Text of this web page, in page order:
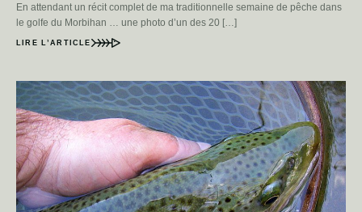
En attendant un récit complet de ma traditionnelle semaine de pêche dans
le golfe du Morbihan … une photo d’un des 20 […]
LIRE L’ARTICLE